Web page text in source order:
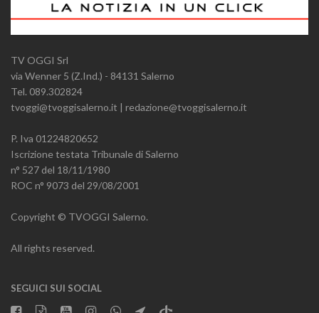
TV OGGI Srl
via Wenner 5 (Z.Ind.) - 84131 Salerno
Tel. 089.302824
tvoggi@tvoggisalerno.it | redazione@tvoggisalerno.it
P. Iva 01224820652
Iscrizione testata Tribunale di Salerno
n° 527 del 18/11/1980
ROC n° 9073 del 29/08/2001
Copyright © TVOGGI Salerno.
All rights reserved.
SEGUICI SUI SOCIAL